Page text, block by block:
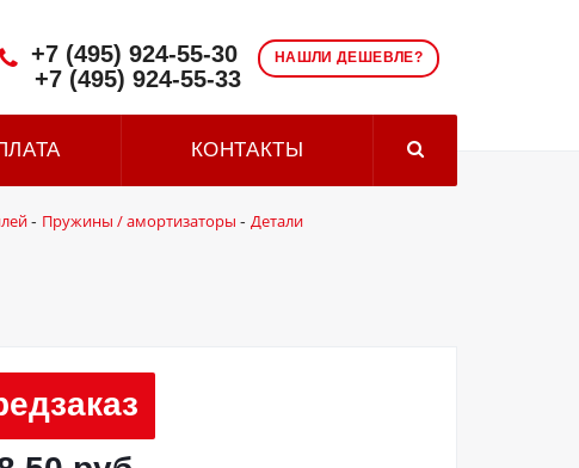
НАШЛИ ДЕШЕВЛЕ?
+7 (495) 924-55-30
+7 (495) 924-55-33
КОНТАКТЫ
- Пружины / амортизаторы - Детали